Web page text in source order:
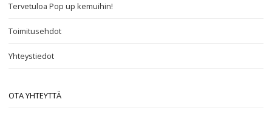
Tervetuloa Pop up kemuihin!
Toimitusehdot
Yhteystiedot
OTA YHTEYTTÄ